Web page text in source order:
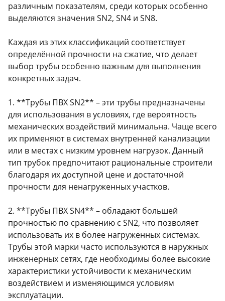
различным показателям, среди которых особенно
выделяются значения SN2, SN4 и SN8.
Каждая из этих классификаций соответствует
определённой прочности на сжатие, что делает
выбор трубы особенно важным для выполнения
конкретных задач.
1. **Трубы ПВХ SN2** – эти трубы предназначены
для использования в условиях, где вероятность
механических воздействий минимальна. Чаще всего
их применяют в системах внутренней канализации
или в местах с низким уровнем нагрузок. Данный
тип трубок предпочитают рациональные строители
благодаря их доступной цене и достаточной
прочности для ненагруженных участков.
2. **Трубы ПВХ SN4** – обладают большей
прочностью по сравнению с SN2, что позволяет
использовать их в более нагруженных системах.
Трубы этой марки часто используются в наружных
инженерных сетях, где необходимы более высокие
характеристики устойчивости к механическим
воздействием и изменяющимся условиям
эксплуатации.